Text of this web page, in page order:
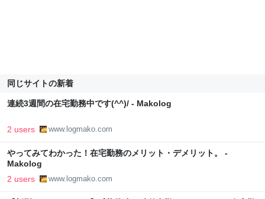
同じサイトの新着
連続3週間の在宅勤務中です(^^)/ - Makolog
2 users www.logmako.com
やってみてわかった！在宅勤務のメリット・デメリット。 -
Makolog
2 users www.logmako.com